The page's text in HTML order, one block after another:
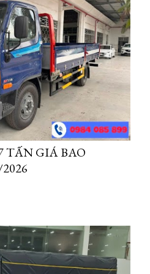
cấu hình thùng và chính
ảnh hưởng trực tiếp đến giá
khẩu và lắp ráp trong nước
liên tỉnh tăng trở...
TẤN GIÁ BAO